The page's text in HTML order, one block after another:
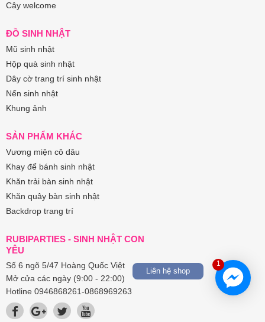
1
Liên hệ shop
Cây welcome
ĐỒ SINH NHẬT
Mũ sinh nhật
Hộp quà sinh nhật
Dây cờ trang trí sinh nhật
Nến sinh nhật
Khung ảnh
SẢN PHẨM KHÁC
Vương miện cô dâu
Khay để bánh sinh nhật
Khăn trải bàn sinh nhật
Khăn quây bàn sinh nhật
Backdrop trang trí
RUBIPARTIES - SINH NHẬT CON
YÊU
Số 6 ngõ 5/47 Hoàng Quốc Việt
Mở cửa các ngày (9:00 - 22:00)
Hotline 0946868261-0868969263